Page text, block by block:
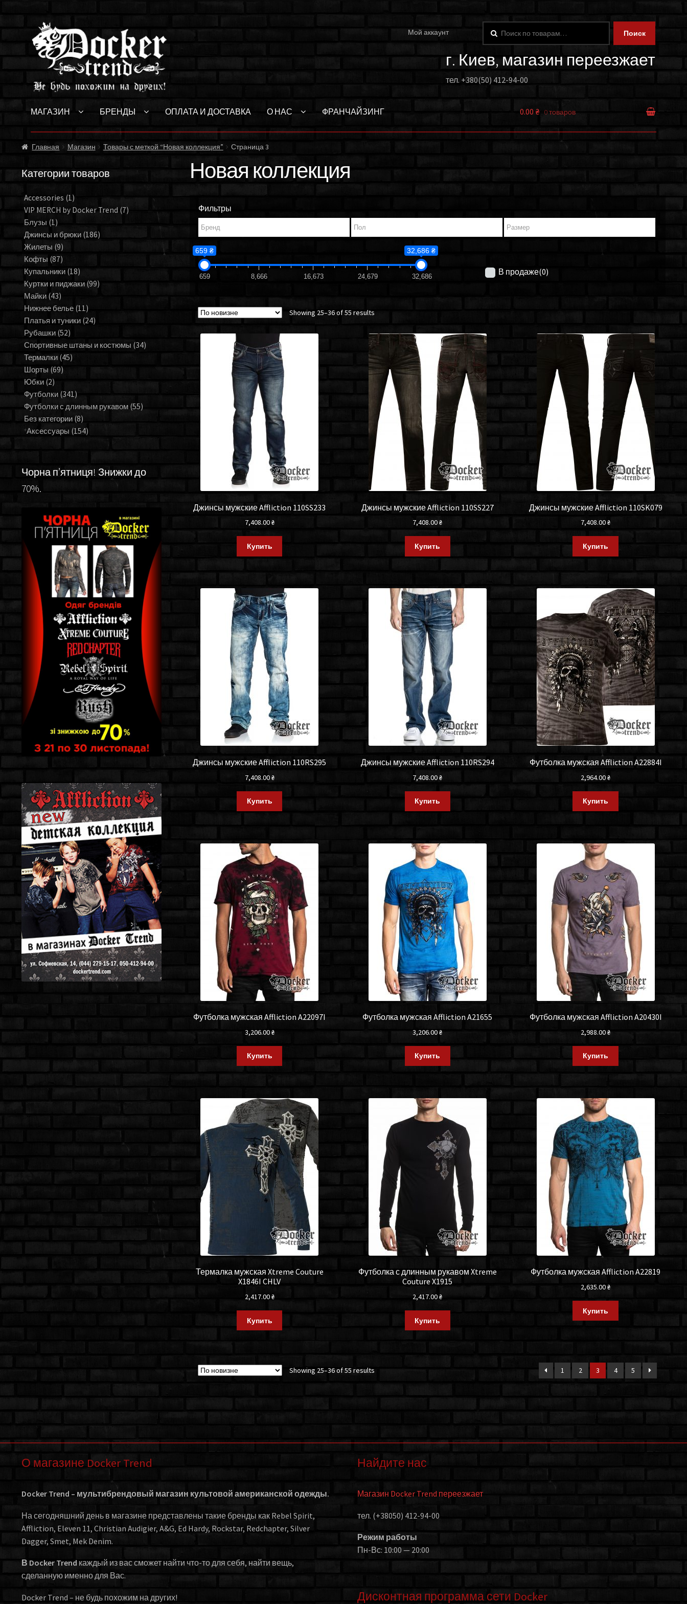
Перейти
к
навигации
Перейти
к
содержимому
Мой аккаунт Поиск
г. Киев, магазин переезжает
тел. +380(50) 412-94-00
МАГАЗИН БРЕНДЫ ОПЛАТА И ДОСТАВКА О НАС ФРАНЧАЙЗИНГ 0.00 ₴ 0 товаров
Главная Магазин Товары с меткой “Новая коллекция” Страница 3
Новая коллекция
Фильтры
659 ₴ 32,686 ₴
659 8,666 16,673 24,679 32,686 В продаже(0)
Showing 25–36 of 55 results
Джинсы мужские Affliction 110SS233
7,408.00₴
Купить
Джинсы мужские Affliction 110SS227
7,408.00₴
Купить
Джинсы мужские Affliction 110SK079
7,408.00₴
Купить
Джинсы мужские Affliction 110RS295
7,408.00₴
Купить
Джинсы мужские Affliction 110RS294
7,408.00₴
Купить
Футболка мужская Affliction A22884I
2,964.00₴
Купить
Футболка мужская Affliction A22097I
3,206.00₴
Купить
Футболка мужская Affliction A21655
3,206.00₴
Купить
Футболка мужская Affliction A20430I
2,988.00₴
Купить
Термалка мужская Xtreme Couture
X1846I CHLV
2,417.00₴
Купить
Футболка с длинным рукавом Xtreme
Couture X1915
2,417.00₴
Купить
Футболка мужская Affliction A22819
2,635.00₴
Купить
Showing 25–36 of 55 results 1 2 3 4 5
Категории товаров
Accessories (1)
VIP MERCH by Docker Trend (7)
Блузы (1)
Джинсы и брюки (186)
Жилеты (9)
Кофты (87)
Купальники (18)
Куртки и пиджаки (99)
Майки (43)
Нижнее белье (11)
Платья и туники (24)
Рубашки (52)
Спортивные штаны и костюмы (34)
Термалки (45)
Шорты (69)
Юбки (2)
Футболки (341)
Футболки с длинным рукавом (55)
Без категории (8)
Аксессуары (154)
Чорна п’ятниця! Знижки до
70%.
О магазине Docker Trend
Docker Trend – мультибрендовый магазин культовой американской одежды.
На сегодняшний день в магазине представлены такие бренды как Rebel Spirit,
Affliction, Eleven 11, Christian Audigier, A&G, Ed Hardy, Rockstar, Redchapter, Silver
Dagger, Smet, Mek Denim.
В Docker Trend каждый из вас сможет найти что-то для себя, найти вещь,
сделанную именно для Вас.
Docker Trend – не будь похожим на других!
Найдите нас
Магазин Docker Trend переезжает
тел. (+38050) 412-94-00
Режим работы
Пн-Вс: 10:00 — 20:00
Дисконтная программа сети Docker